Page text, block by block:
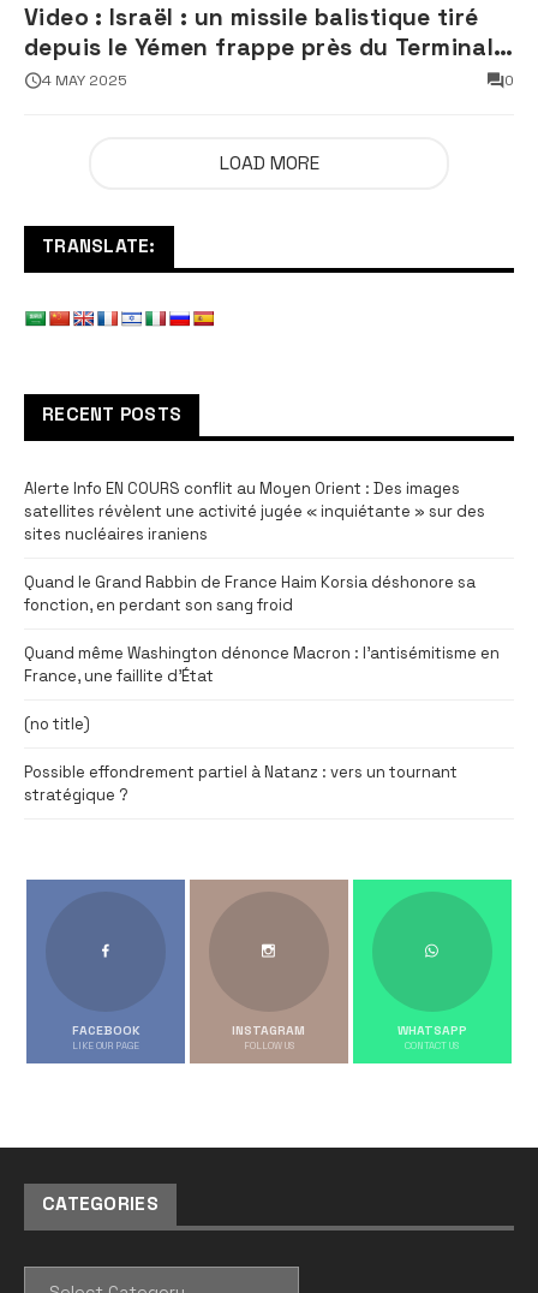
Video : Israël : un missile balistique tiré
depuis le Yémen frappe près du Terminal
3 de l’aéroport Ben Gourion
4 MAY 2025 0
LOAD MORE
TRANSLATE:
RECENT POSTS
Alerte Info EN COURS conflit au Moyen Orient : Des images
satellites révèlent une activité jugée « inquiétante » sur des
sites nucléaires iraniens
Quand le Grand Rabbin de France Haim Korsia déshonore sa
fonction, en perdant son sang froid
Quand même Washington dénonce Macron : l’antisémitisme en
France, une faillite d’État
(no title)
Possible effondrement partiel à Natanz : vers un tournant
stratégique ?
FACEBOOK
LIKE OUR PAGE
INSTAGRAM
FOLLOW US
WHATSAPP
CONTACT US
CATEGORIES